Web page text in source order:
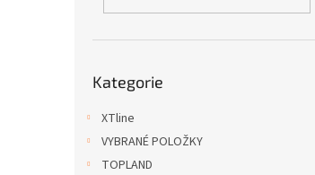
kategorie
Kategorie
XTline
VYBRANÉ POLOŽKY
TOPLAND